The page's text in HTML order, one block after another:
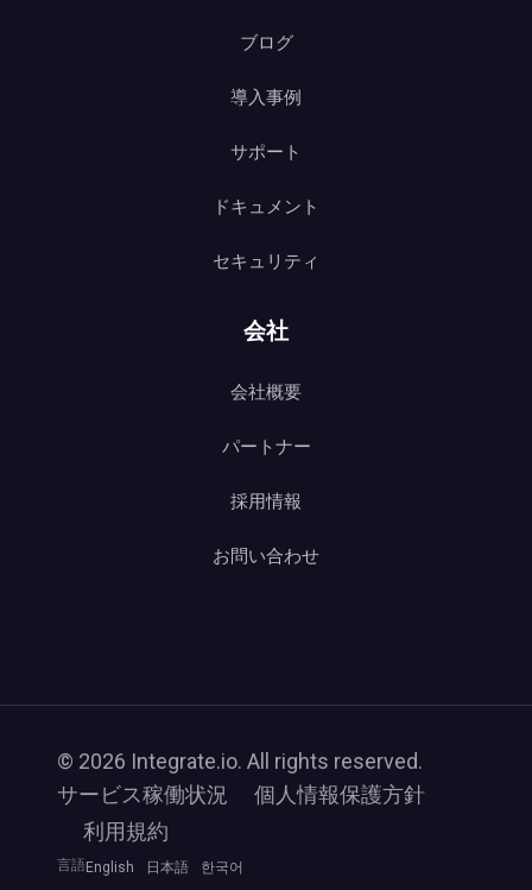
ブログ
導入事例
サポート
ドキュメント
セキュリティ
会社
会社概要
パートナー
採用情報
お問い合わせ
© 2026 Integrate.io. All rights reserved.
サービス稼働状況
個人情報保護方針
利用規約
言語 English 日本語 한국어